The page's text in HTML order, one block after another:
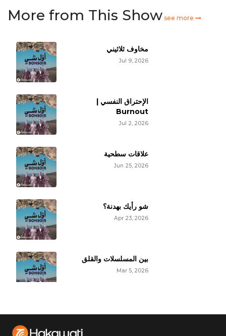
More from This Show see more
مخاوف ثلاثيني
Jul 9, 2026
الإحتراق النفسي |
Burnout
Jul 2, 2026
علاقات سطحية
Jun 25, 2026
شو رأيك بهدنة؟
Apr 23, 2026
بين المسلسلات والقلق
Mar 5, 2026